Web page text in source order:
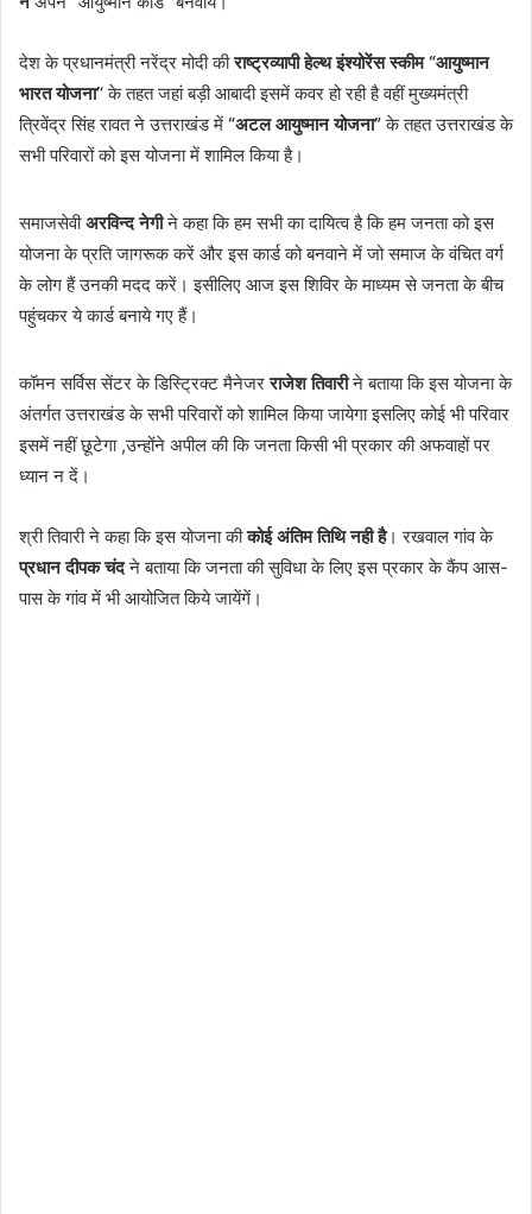
देश के प्रधानमंत्री नरेंद्र मोदी कीराष्ट्रव्यापी हेल्थ इंश्योरेंस स्कीम “आयुष्मान
भारत योजना’‘ के तहत जहां बड़ी आबादी इसमें कवर हो रही है वहीं मुख्यमंत्री
त्रिवेंद्र सिंह रावत ने उत्तराखंड में “अटल आयुष्मान योजना”के तहत उत्तराखंड के
सभी परिवारों को इस योजना में शामिल किया है।
समाजसेवीअरविन्द नेगीने कहा कि हम सभी का दायित्व है कि हम जनता को इस
योजना के प्रति जागरूक करें और इस कार्ड को बनवाने में जो समाज के वंचित वर्ग
के लोग हैं उनकी मदद करें। इसीलिए आज इस शिविर के माध्यम से जनता के बीच
पहुंचकर ये कार्ड बनाये गए हैं।
कॉमन सर्विस सेंटर के डिस्ट्रिक्ट मैनेजरराजेश तिवारीने बताया कि इस योजना के
अंतर्गत उत्तराखंड के सभी परिवारों को शामिल किया जायेगा इसलिए कोई भी परिवार
इसमें नहीं छूटेगा ,उन्होंने अपील की कि जनता किसी भी प्रकार की अफवाहों पर
ध्यान न दें।
श्री तिवारी ने कहा कि इस योजना कीकोई अंतिम तिथि नही है। रखवाल गांव के
प्रधान दीपक चंदने बताया कि जनता की सुविधा के लिए इस प्रकार के कैंप आस-
पास के गांव में भी आयोजित किये जायेंगें।